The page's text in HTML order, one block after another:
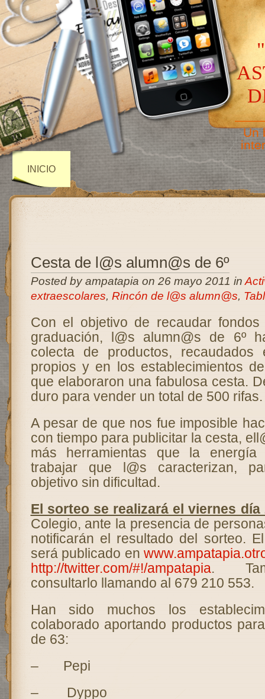
Un
INICIO
Cesta de l@s alumn@s de 6º
Posted by ampatapia on 26 mayo 2011 in
extraescolares, Rincón de l@s alumn@s,
Con el objetivo de recaudar
graduación, l@s alumn@s de 6º
colecta de productos, recaudados
propios y en los establecimientos
que elaboraron una fabulosa cesta.
duro para vender un total de 500 rifas.
A pesar de que nos fue imposible
con tiempo para publicitar la cesta,
más herramientas que la
trabajar que l@s caracterizan,
objetivo sin dificultad.
El sorteo se realizará el viernes día
Colegio, ante la presencia de
notificarán el resultado del sorteo.
será publicado en
http://twitter.com/#!/ampatapia.
consultarlo llamando al 679 210 553.
Han sido muchos los
colaborado aportando productos
de 63:
– Pepi
– Dyppo